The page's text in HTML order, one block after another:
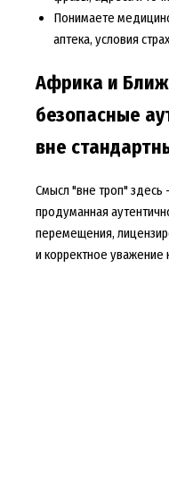
Понимаете
аптека, условия
Африка и
безопасные
вне
Смысл "вне троп" здесь
продуманная
перемещения,
и корректное